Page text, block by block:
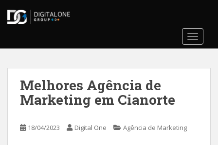
t
Melhores Agência de
Marketing em Cianorte
18/04/2023 Digital One Agência de Marketing